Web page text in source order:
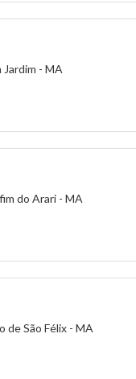
- MA
do Arari - MA
de São Félix - MA